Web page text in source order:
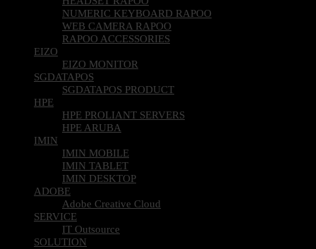
NUMERIC KEYBOARD RAPOO
WEB CAMERA RAPOO
RAPOO ACCESSORIES
EIZO
EIZO MONITOR
SGDATAPOS
SGDATAPOS PRODUCT
HPE
HPE PROLIANT SERVERS
HPE ARUBA
IMIN
IMIN MOBILE
IMIN TABLET
IMIN DESKTOP
ADOBE
Adobe Creative Cloud
SERVICE
IT Outsource
SOLUTION